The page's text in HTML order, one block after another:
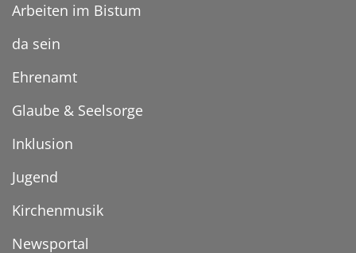
Arbeiten im Bistum
da sein
Ehrenamt
Glaube & Seelsorge
Inklusion
Jugend
Kirchenmusik
Newsportal